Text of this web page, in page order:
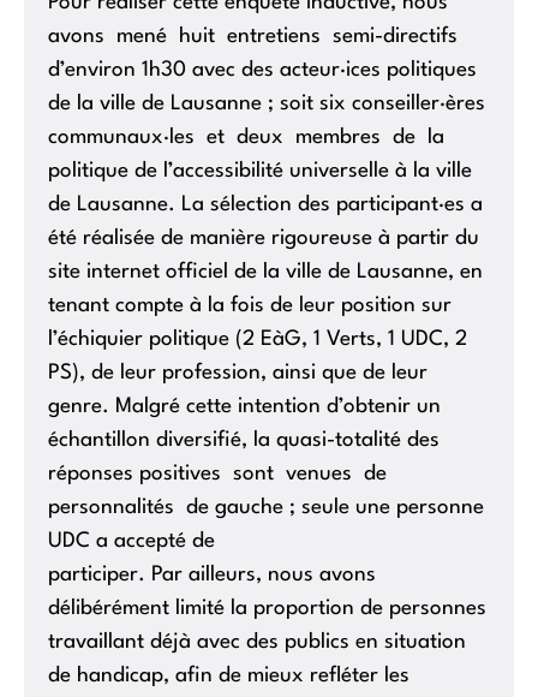
avons mené huit entretiens semi-directifs
d’environ 1h30 avec des acteur·ices politiques
de la ville de Lausanne ; soit six conseiller·ères
communaux·les et deux membres de la
politique de l’accessibilité universelle à la ville
de Lausanne. La sélection des participant·es a
été réalisée de manière rigoureuse à partir du
site internet officiel de la ville de Lausanne, en
tenant compte à la fois de leur position sur
l’échiquier politique (2 EàG, 1 Verts, 1 UDC, 2
PS), de leur profession, ainsi que de leur
genre. Malgré cette intention d’obtenir un
échantillon diversifié, la quasi-totalité des
réponses positives sont venues de
personnalités de gauche ; seule une personne
UDC a accepté de
participer. Par ailleurs, nous avons
délibérément limité la proportion de personnes
travaillant déjà avec des publics en situation
de handicap, afin de mieux refléter les